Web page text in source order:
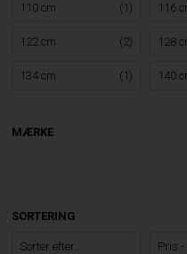
110 cm (1) 116
122 cm (2) 128
134 cm (1) 140
MÆRKE
SORTERING
Sorter efter... Pris